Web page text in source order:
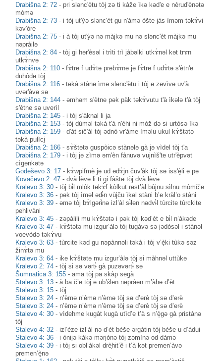
Drabišna 2: 72 -pri slənc'ètu tòj zə ti kàže ìkə kəd'e e nèrud'ènətə
mòmə
Drabišna 2: 73 - i tòj ut'ỳə slənc'èt gu n'àmə òšte jàs ìməm təkɤ̀vi
kəv'òre
Drabišna 2: 75 - i à tòj ut'ỳə nə màjkə mu nə slənc'èt màjkə mu
nəpràilə
Drabišna 2: 84 -tòj gi hər'èsəl i trìti trì jàbəlki utkɤ̀nəl kət trɤn
utkɤ̀nvə
Drabišna 2: 110 -fɤ̀tre f udɤ̀tə prebɤ̀rnə jə fɤ̀tre f udɤ̀tə s'ètn'e
duhòdə tòj
Drabišna 2: 116 -təkà stànə ìmə slənc'ètu i tòj ə zəvìvə uv'à
uvər'àvə sə
Drabišna 2: 144 -əmhəm s'ètne pək pàk təkɤ̀vutu t'à ìkələ t'à tòj
s'ètne sə uverìl
Drabišna 2: 145 - i tòj s'àknal li ja
Drabišna 2: 153 -tòj dùməl təkà t'à n'èhi ni mòž də si urtòsə ìkə
Drabišna 2: 159 -d'àt sič'àl tòj ədnò vr'àme ìməlu ukul kɤ̀štətə
təkà pulìci̥
Drabišna 2: 166 -sɤ̀štətə guspòicə stànələ gà jə vìdel tòj t'a
Drabišna 2: 179 - i tòj jə zìmə əm'èn fànuvə vujnìš'te utr'èpvət
cìgənkətə
Godeševo 3: 17 - kɤ̀wpifmè jə ud ədɤ̀jn čuv'àk tòj sə iss'è̝li ə pə
Kovačevo 2: 47 -dvà lèvə li ti gi fàštə tòj dvà lèvə
Kralevo 3: 30 -tòj bɨ̀l mlòk təkɤ̀f kòlkut rəst’àl bùjnu sìlnu mòmč’e
Kralevo 3: 36 -pək tòj ìməl ədɨ̀n vùjču ìkəl stàni b’e kràl’o stànɨ
Kralevo 3: 39 -əmə tòj bɤ̀lgərɨ̀nə izl’àl sɨ̀len nədvɨ̀l tùrcite tùrckite
pehlivàni
Kralevo 3: 45 -zəpàlili mu kɤ̀štətə i pək tòj kəd’èt e bɨ̀l n’àkəde
Kralevo 3: 47 - kɤ̀štətə mu izgur’àlə tòj tugàvə sə jədòsəl i stànəl
voevòdə təkɤ̀vu
Kralevo 3: 63 -tùrcite kəd gu nəpànnəli təkà i tòj v’è̝ki tùkə səz
žinɤ̀tə mu
Kralevo 3: 64 - ike kɤ̀štətə mu izgur’àlə tòj sɨ màhnəl uttùkə
Kralevo 2: 74 -tòj si sə vərtɨ̀ gà puzəvərtɨ̀ sə
Šumnatica 3: 155 -ama tòj pa skàp segà
Stalevo 3: 13 -à ba č’e tòj e ub’ɛ̀len nəpràen m’àhə d’èt
Stalevo 3: 15 -tòj
Stalevo 3: 24 - n’èmə n’èmə n’èmə tòj sə d’erè tòj sə d’erè
Stalevo 3: 24 - n’èmə n’èmə n’èmə tòj sə d’erè tòj sə d’erè
Stalevo 4: 30 -vìdehme kugàt kugà utìd’e t’à s n’è̝gə gà prɨstànə
tòj
Stalevo 4: 32 - izl’èze izl’àl nə d’èt bèše ərgàtin tòj bèše u d’àdui
Stalevo 4: 36 - i ònijə kàkə mərjònə tòj zəmìnə od dàmə
Stalevo 4: 39 - i tòj si obl’àkəl drѐ̝hit’ȅ i t’à kət premen’àvə
premen’è̝nə